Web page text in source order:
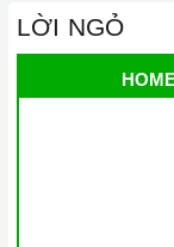
LỜI NGỎ